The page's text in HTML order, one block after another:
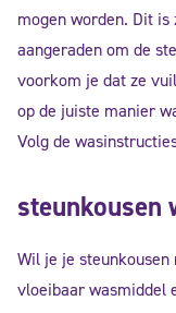
mogen worden. Dit
aangeraden om de
voorkom je dat ze
op de juiste manier
Volg de
steunkousen
Wil je je steunkousen
vloeibaar wasmiddel